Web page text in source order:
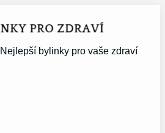
bylinky pro vaše zdraví